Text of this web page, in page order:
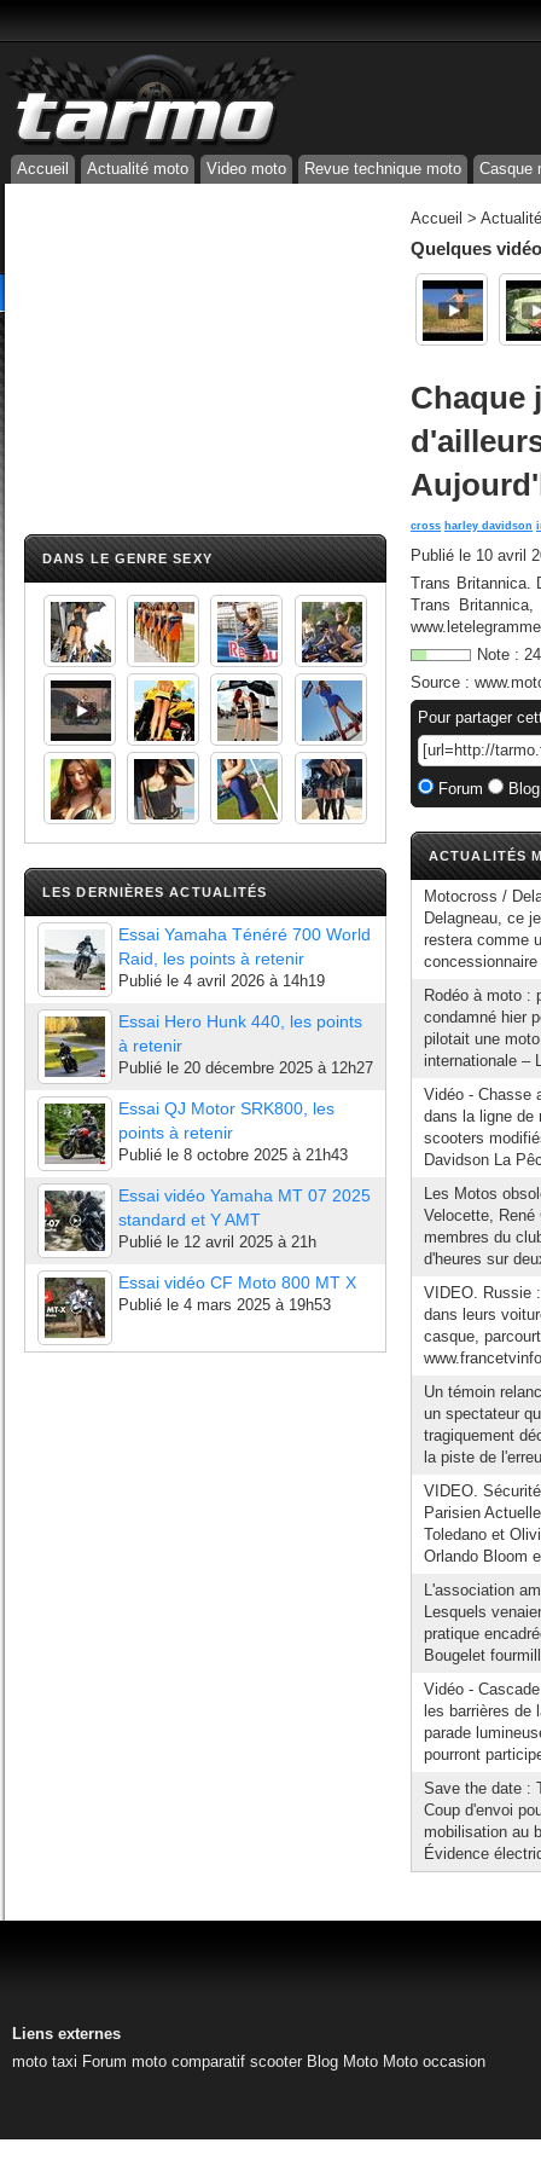
Accueil Actualité moto Video moto Revue technique moto Casque
DANS LE GENRE SEXY
LES DERNIÈRES ACTUALITÉS
Essai Yamaha Ténéré 700 World
Raid, les points à retenir
Publié le 4 avril 2026 à 14h19
Essai Hero Hunk 440, les points
à retenir
Publié le 20 décembre 2025 à 12h27
Essai QJ Motor SRK800, les
points à retenir
Publié le 8 octobre 2025 à 21h43
Essai vidéo Yamaha MT 07 2025
standard et Y AMT
Publié le 12 avril 2025 à 21h
Essai vidéo CF Moto 800 MT X
Publié le 4 mars 2025 à 19h53
Accueil >
Quelques
Chaque
cross harley davidson
Publié le 10 avril
Trans Britannica.
Trans
Note : 24
Source :
Pour partager
Forum
ACTUALITÉS
Motocross /
Delagneau, ce
restera comme
Rodéo à moto :
condamné hier
pilotait une
internationale –
Vidéo - Chasse
dans la ligne de
scooters
Davidson La
Les Motos
Velocette, René
membres du
d'heures sur
VIDEO. Russie
dans leurs
casque,
Un témoin
un spectateur
tragiquement
la piste de
VIDEO.
Parisien
Toledano et
Orlando Bloom
L'association
Lesquels
pratique
Bougelet
Vidéo -
les barrières
parade
pourront
Save the date :
Coup d'envoi
mobilisation au
Évidence
Liens externes
moto taxi Forum moto comparatif scooter Blog Moto Moto occasion